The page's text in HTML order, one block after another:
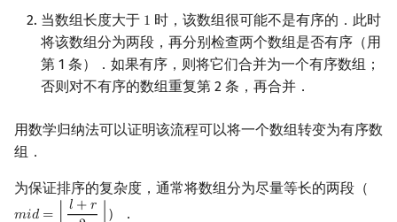
连分数
Stern–Brocot 树与 Farey
图上随机游走
当数组长度大于 1
1 时，该数组很可能不是有序的．此时
将该数组分为两段，再分别检查两个数组是否有序（用
第 1 条）．如果有序，则将它们合并为一个有序数组；
否则对不有序的数组重复第 2 条，再合并．
用数学归纳法可以证明该流程可以将一个数组转变为有序数
组．
为保证排序的复杂度，通常将数组分为尽量等长的两段（
𝑙+𝑟
mid =⌊l r2⌋ ）．